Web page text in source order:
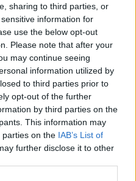
sharing to third parties, or
information for
use the below opt-out
Please note that after your
may continue seeing
information utilized by
to third parties prior to
opt-out of the further
by third parties on the
This information may
parties on the IAB’s List of
further disclose it to other
επάλξεις